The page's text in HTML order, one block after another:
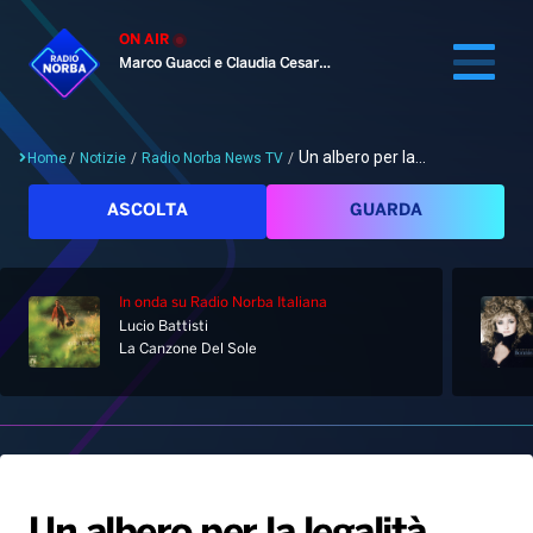
ON AIR
Marco Guacci e Claudia Cesaroni
Cerca
Home
Palinsesto
Notizie
Home/ Notizie / Radio Norba News TV / Un albero per la...
ASCOLTA GUARDA
In onda su Radio Norba Italiana
Lucio Battisti
La Canzone Del Sole